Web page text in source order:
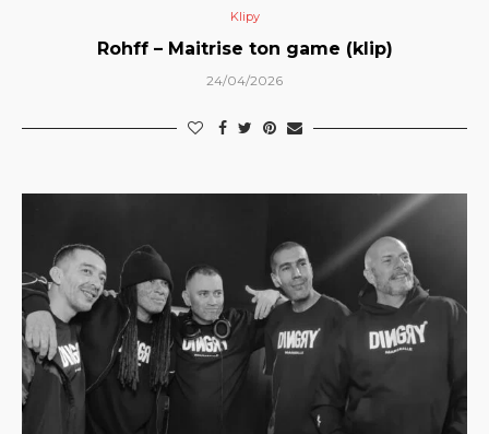
Klipy
Rohff – Maitrise ton game (klip)
24/04/2026